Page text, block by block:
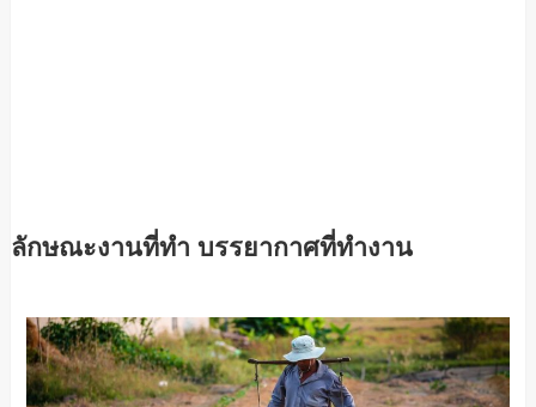
ลักษณะงานที่ทำ บรรยากาศที่ทำงาน